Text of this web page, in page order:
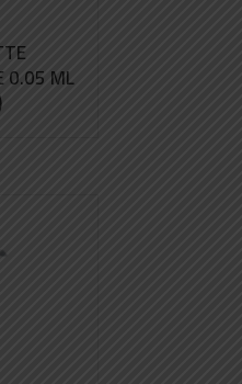
0.05 ML